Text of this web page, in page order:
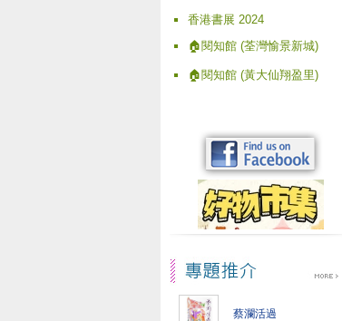
香港書展 2024
🏠閱知館 (荃灣愉景新城)
🏠閱知館 (黃大仙翔盈里)
蔡瀾活過